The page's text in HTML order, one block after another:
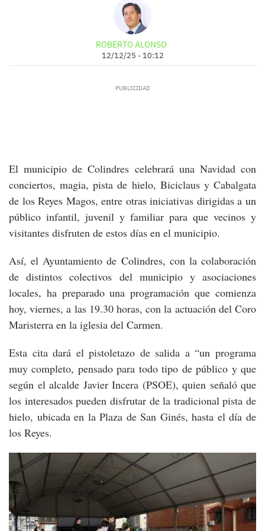
ROBERTO ALONSO
12/12/25 - 10:12
El municipio de Colindres celebrará una Navidad con
conciertos, magia, pista de hielo, Biciclaus y Cabalgata
de los Reyes Magos, entre otras iniciativas dirigidas a un
público infantil, juvenil y familiar para que vecinos y
visitantes disfruten de estos días en el municipio.
Así, el Ayuntamiento de Colindres, con la colaboración
de distintos colectivos del municipio y asociaciones
locales, ha preparado una programación que comienza
hoy, viernes, a las 19.30 horas, con la actuación del Coro
Maristerra en la iglesia del Carmen.
Esta cita dará el pistoletazo de salida a “un programa
muy completo, pensado para todo tipo de público y que
según el alcalde Javier Incera (PSOE), quien señaló que
los interesados pueden disfrutar de la tradicional pista de
hielo, ubicada en la Plaza de San Ginés, hasta el día de
los Reyes.